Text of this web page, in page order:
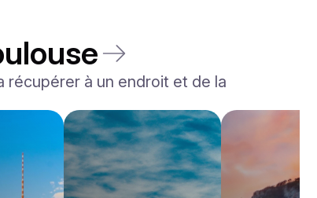
convertible
YJPXZKDA
De 2200
Réservez dès maintenant
récupérer à un endroit et de la